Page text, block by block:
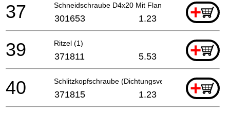
Schneidschraube D4x20 Mit Flansch (schwarz), C8fs
+
37 301653 1.23
Ritzel (1) +
39 371811 5.53
Schlitzkopfschraube (Dichtungsverriegelung) M4
+
40 371815 1.23